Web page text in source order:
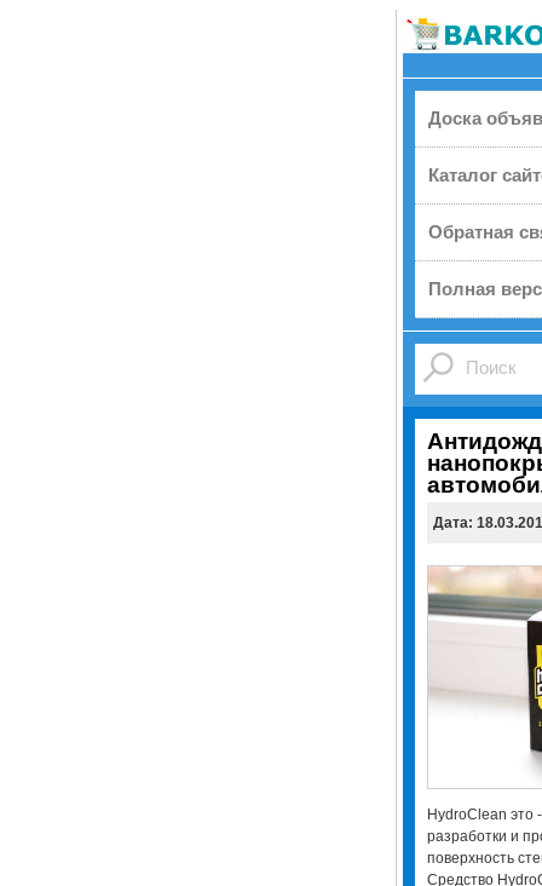
Доска
Каталог
Обратная
Полная
Дата:
HydroClean это
разработки и
поверхность
Средство